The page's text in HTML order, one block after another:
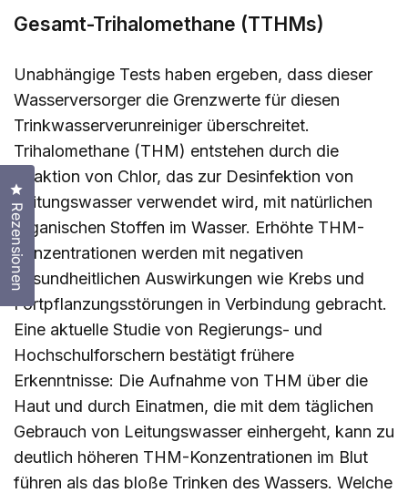
Gesamt-Trihalomethane (TTHMs)
Unabhängige Tests haben ergeben, dass dieser
Wasserversorger die Grenzwerte für diesen
Trinkwasserverunreiniger überschreitet.
Trihalomethane (THM) entstehen durch die
Reaktion von Chlor, das zur Desinfektion von
Leitungswasser verwendet wird, mit natürlichen
organischen Stoffen im Wasser. Erhöhte THM-
Konzentrationen werden mit negativen
gesundheitlichen Auswirkungen wie Krebs und
Fortpflanzungsstörungen in Verbindung gebracht.
Eine aktuelle Studie von Regierungs- und
Hochschulforschern bestätigt frühere
Erkenntnisse: Die Aufnahme von THM über die
Haut und durch Einatmen, die mit dem täglichen
Gebrauch von Leitungswasser einhergeht, kann zu
deutlich höheren THM-Konzentrationen im Blut
führen als das bloße Trinken des Wassers. Welche
Rezensionen
Klicken Sie, um den Bewertungsdialog zu öffnen